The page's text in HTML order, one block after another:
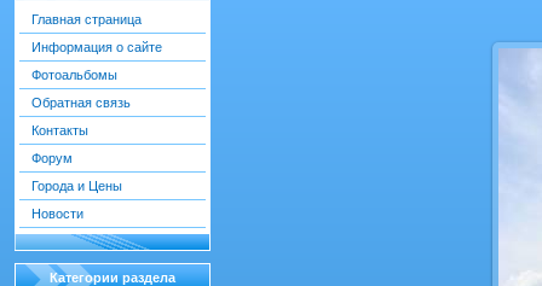
Главная страница
Информация о сайте
Фотоальбомы
Обратная связь
Контакты
Форум
Города и Цены
Новости
Категории раздела